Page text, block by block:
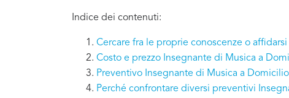
Indice dei contenuti:
Cercare fra le proprie conoscenze o
Costo e prezzo Insegnante di Musica a
Preventivo Insegnante di Musica a
Perché confrontare diversi preventivi